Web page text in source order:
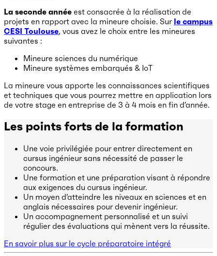
La seconde année est consacrée à la réalisation de
projets en rapport avec la mineure choisie. Sur le campus
CESI Toulouse, vous avez le choix entre les mineures
suivantes :
Mineure sciences du numérique
Mineure systèmes embarqués & IoT
La mineure vous apporte les connaissances scientifiques
et techniques que vous pourrez mettre en application lors
de votre stage en entreprise de 3 à 4 mois en fin d’année.
Les points forts de la formation
Une voie privilégiée pour entrer directement en
cursus ingénieur sans nécessité de passer le
concours.
Une formation et une préparation visant à répondre
aux exigences du cursus ingénieur.
Un moyen d’atteindre les niveaux en sciences et en
anglais nécessaires pour devenir ingénieur.
Un accompagnement personnalisé et un suivi
régulier des évaluations qui mènent vers la réussite.
En savoir plus sur le cycle préparatoire intégré